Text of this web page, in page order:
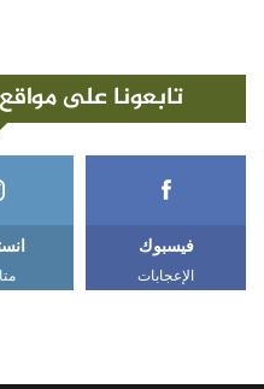
تابعونا على
فيسبوك
الإعجابات